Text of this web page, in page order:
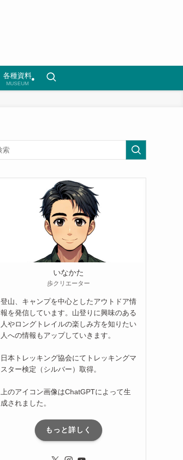
各種資料
MUSEUM
いなかた
歩クリエーター
登山、キャンプを中心としたアウトドア情
報を発信しています。山登りに興味のある
人やロングトレイルの楽しみ方を知りたい
人への情報もアップしていきます。
日本トレッキング協会にてトレッキングマ
スター検定（シルバー）取得。
上のアイコン画像はChatGPTによって生
成されました。
もっと詳しく